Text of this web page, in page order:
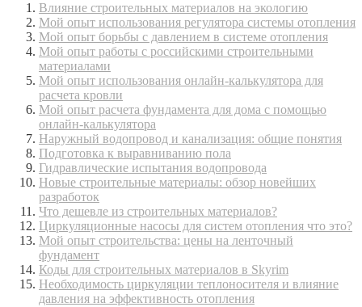
Влияние строительных материалов на экологию
Мой опыт использования регулятора системы отопления
Мой опыт борьбы с давлением в системе отопления
Мой опыт работы с российскими строительными
материалами
Мой опыт использования онлайн-калькулятора для
расчета кровли
Мой опыт расчета фундамента для дома с помощью
онлайн-калькулятора
Наружный водопровод и канализация: общие понятия
Подготовка к выравниванию пола
Гидравлические испытания водопровода
Новые строительные материалы: обзор новейших
разработок
Что дешевле из строительных материалов?
Циркуляционные насосы для систем отопления что это?
Мой опыт строительства: цены на ленточный
фундамент
Коды для строительных материалов в Skyrim
Необходимость циркуляции теплоносителя и влияние
давления на эффективность отопления